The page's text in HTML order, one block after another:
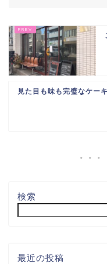
見た目も味も完璧なケーキ
検索
最近の投稿